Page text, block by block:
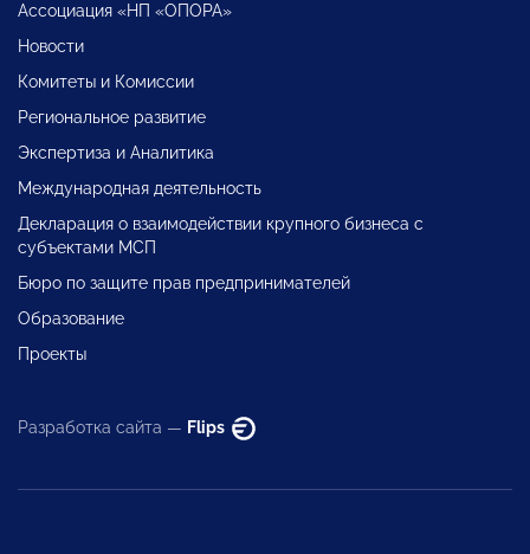
Ассоциация «НП «ОПОРА»
Новости
Комитеты и Комиссии
Региональное развитие
Экспертиза и Аналитика
Международная деятельность
Декларация о взаимодействии крупного бизнеса с
субъектами МСП
Бюро по защите прав предпринимателей
Образование
Проекты
Разработка сайта — Flips